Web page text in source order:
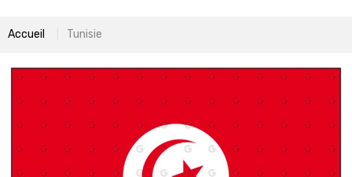
Accueil Tunisie